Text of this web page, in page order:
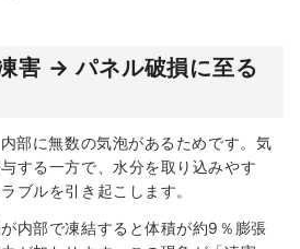
害 → パネル破損に至る
部に無数の気泡があるためです。気
する一方で、水分を取り込みやす
ブルを引き起こします。
内部で凍結すると体積が約9％膨張